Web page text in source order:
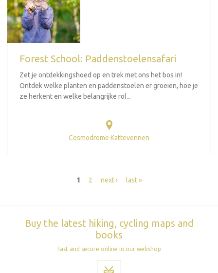
Forest School: Paddenstoelensafari
Zet je ontdekkingshoed op en trek met ons het bos in!
Ontdek welke planten en paddenstoelen er groeien, hoe je
ze herkent en welke belangrijke rol...
Cosmodrome Kattevennen
1 2 next › last »
Buy the latest hiking, cycling maps and
books
Fast and secure online in our webshop